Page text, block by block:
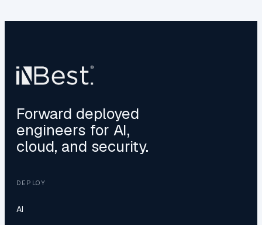
Forward deployed
engineers for AI,
cloud, and security.
DEPLOY
AI